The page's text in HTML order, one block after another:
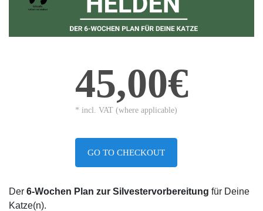
45,00€
* incl. VAT (where applicable)
GO TO CHECKOUT
Der 6-Wochen Plan zur Silvestervorbereitung für Deine
Katze(n).